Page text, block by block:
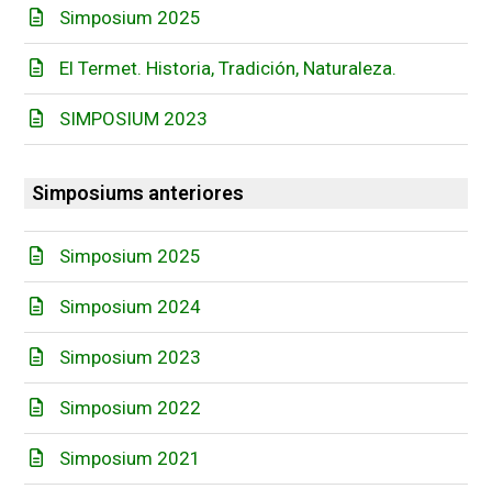
Simposium 2025
El Termet. Historia, Tradición, Naturaleza.
SIMPOSIUM 2023
Simposiums anteriores
Simposium 2025
Simposium 2024
Simposium 2023
Simposium 2022
Simposium 2021